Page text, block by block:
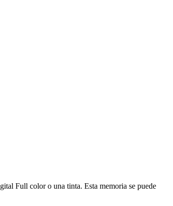
Full color o una tinta. Esta memoria se puede